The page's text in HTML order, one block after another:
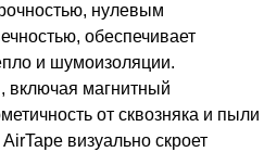
нулевым
обеспечивает
и шумоизоляции.
включая магнитный
от сквозняка и пыли
визуально скроет